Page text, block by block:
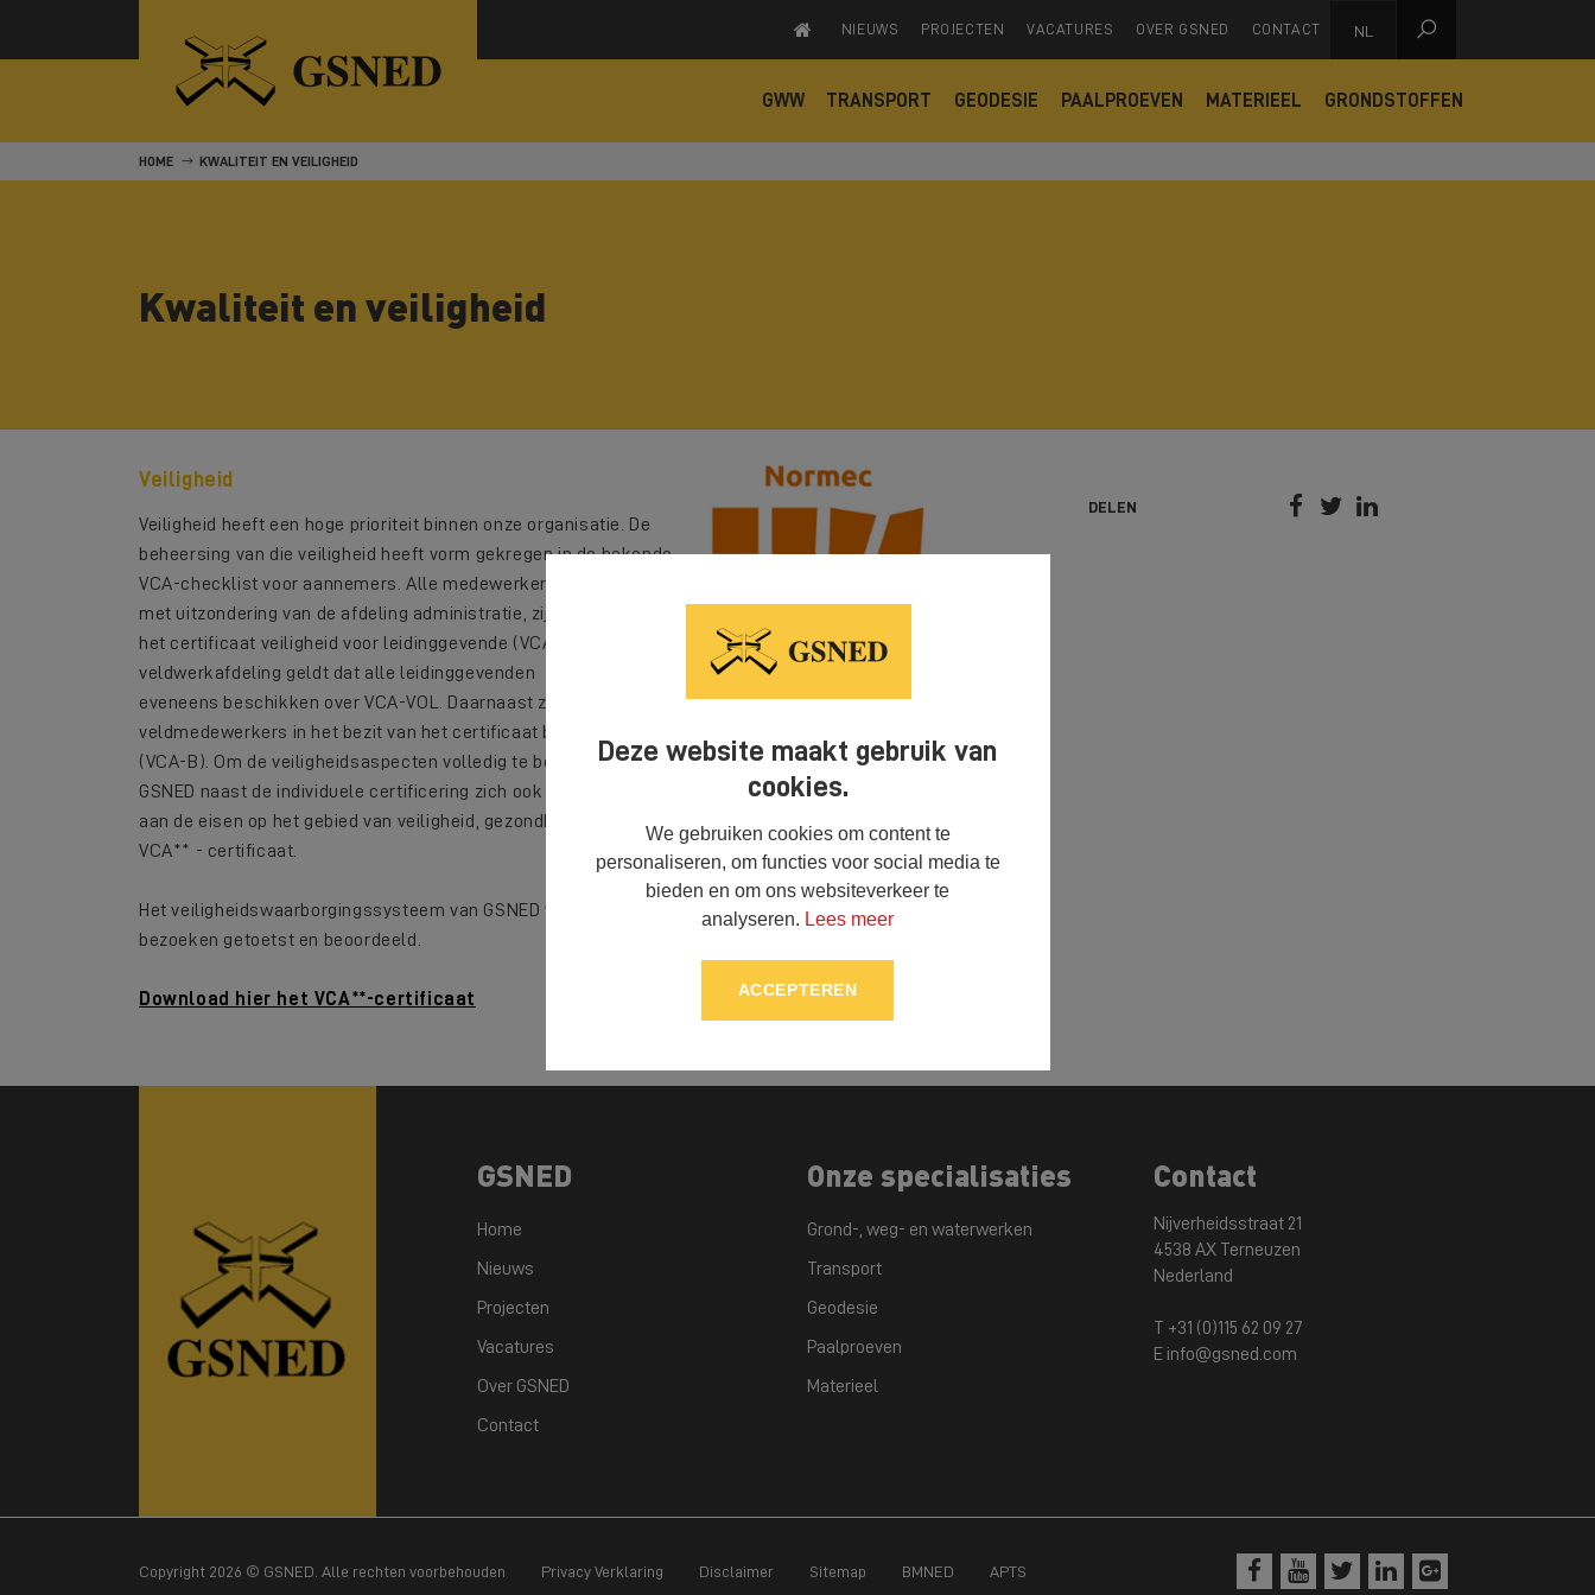
Deze website maakt gebruik van
cookies.
We gebruiken cookies om content te
personaliseren, om functies voor social media te
bieden en om ons websiteverkeer te
analyseren. Lees meer
ACCEPTEREN
NIEUWS PROJECTEN VACATURES OVER GSNED CONTACT NL 
GWW TRANSPORT GEODESIE PAALPROEVEN MATERIEEL GRONDSTOFFEN
HOME KWALITEIT EN VEILIGHEID
Kwaliteit en veiligheid
Veiligheid
Veiligheid heeft een hoge prioriteit binnen onze organisatie. De
beheersing van die veiligheid heeft vorm gekregen in de bekende
VCA-checklist voor aannemers. Alle medewerkers van GSNED,
met uitzondering van de afdeling administratie, zijn in het bezit van
het certificaat veiligheid voor leidinggevende (VCA-VOL). Voor de
veldwerkafdeling geldt dat alle leidinggevenden
eveneens beschikken over VCA-VOL. Daarnaast zijn alle overige
veldmedewerkers in het bezit van het certificaat basisveiligheid
(VCA-B). Om de veiligheidsaspecten volledig te beheersen heeft
GSNED naast de individuele certificering zich ook als bedrijf zijnde gecertificeerd. GSNED voldoet
aan de eisen op het gebied van veiligheid, gezondheid en milieu en dat wordt aangetoond door het
VCA** - certificaat.
Het veiligheidswaarborgingssysteem van GSNED wordt door Normec door middel van periodieke
bezoeken getoetst en beoordeeld.
Download hier het VCA**-certificaat
DELEN   
GSNED
Home
Nieuws
Projecten
Vacatures
Over GSNED
Contact
Onze specialisaties
Grond-, weg- en waterwerken
Transport
Geodesie
Paalproeven
Materieel
Contact
Nijverheidsstraat 21
4538 AX Terneuzen
Nederland
T +31 (0)115 62 09 27
E info@gsned.com
Copyright 2026 © GSNED. Alle rechten voorbehouden Privacy Verklaring Disclaimer Sitemap BMNED APTS     